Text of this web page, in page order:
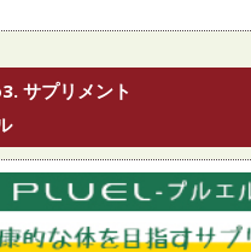
サプリメント